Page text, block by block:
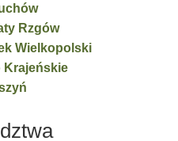
Rzgów
Wielkopolski
Krajeńskie